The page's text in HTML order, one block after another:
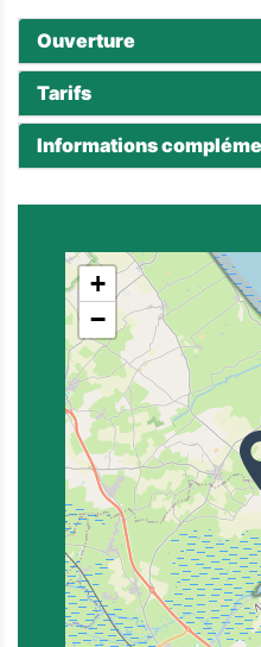
Ouverture
Tarifs
Informations
+
−